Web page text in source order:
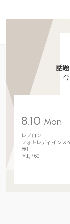
話
8.10 Mon
レブロン
フォトレディ インス
売］
￥1,760